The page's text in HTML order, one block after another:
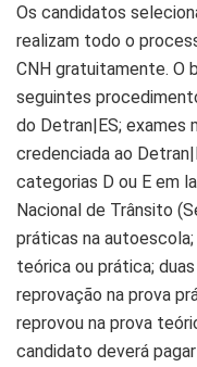
Os candidatos
realizam todo o
CNH gratuitamente. O
seguintes
do Detran|ES; exames
credenciada ao
categorias D ou E em
Nacional de Trânsito
práticas na
teórica ou prática;
reprovação na prova
reprovou na prova
candidato deverá